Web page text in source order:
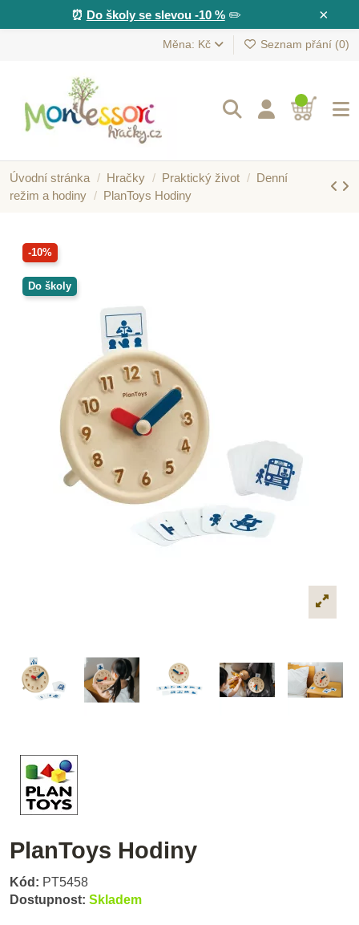
×
⏰ Do školy se slevou -10 %✏️
Měna: Kč Seznam přání (0)
Úvodní stránka Hračky Praktický život
Denní
režim a hodiny
PlanToys Hodiny
-10%
Do školy
PlanToys Hodiny
Kód: PT5458
Dostupnost: Skladem